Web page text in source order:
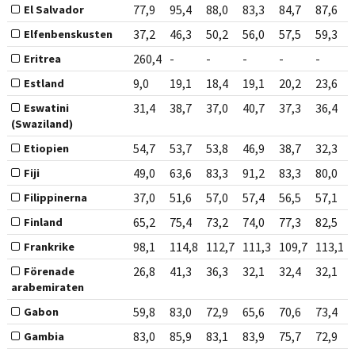
El Salvador 77,9 95,4 88,0 83,3 84,7 87,6
Elfenbenskusten 37,2 46,3 50,2 56,0 57,5 59,3
Eritrea 260,4 - - - - -
Estland 9,0 19,1 18,4 19,1 20,2 23,6
Eswatini
(Swaziland)
31,4 38,7 37,0 40,7 37,3 36,4
Etiopien 54,7 53,7 53,8 46,9 38,7 32,3
Fiji 49,0 63,6 83,3 91,2 83,3 80,0
Filippinerna 37,0 51,6 57,0 57,4 56,5 57,1
Finland 65,2 75,4 73,2 74,0 77,3 82,5
Frankrike 98,1 114,8 112,7 111,3 109,7 113,1
Förenade
arabemiraten
26,8 41,3 36,3 32,1 32,4 32,1
Gabon 59,8 83,0 72,9 65,6 70,6 73,4
Gambia 83,0 85,9 83,1 83,9 75,7 72,9